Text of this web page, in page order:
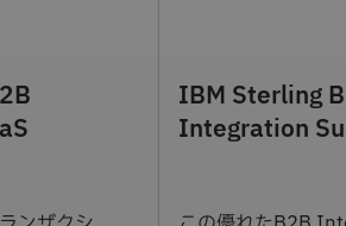
IBM Sterling
Integration